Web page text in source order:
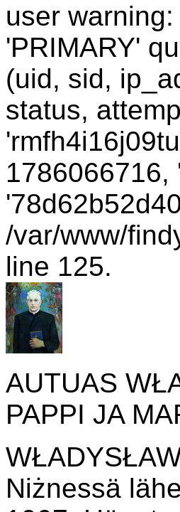
user
'PRIMARY'
(uid, sid,
status,
/var/www/
line 125.
AUTUAS
PAPPI JA
Niżnessä